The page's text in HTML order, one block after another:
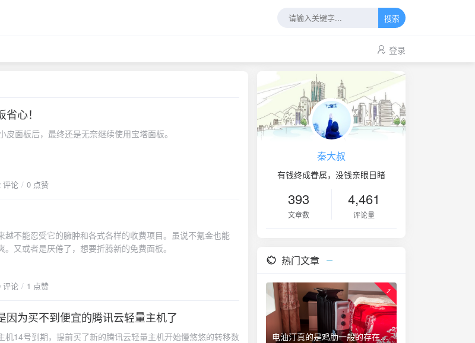
搜索
登录
心！
面板后，最终还是无奈继续使用宝塔面板。
评论 0 点赞
不能忍受它的臃肿和各式各样的收费项目。虽说不氪金也能
又或者是厌倦了，想要折腾新的免费面板。
评论 1 点赞
因为买不到便宜的腾讯云轻量主机了
14号到期，提前买了新的腾讯云轻量主机开始慢悠悠的转移数
秦大叔
有钱终成眷属，没钱亲眼目睹
393
文章数
4,461
评论量
热门文章
1
电油汀真的是鸡肋一般的存在，累觉不爱！